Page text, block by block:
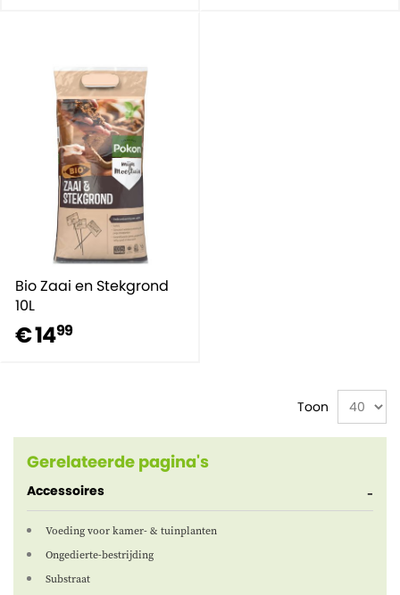
Bio Zaai en Stekgrond
10L
€ 1499
Toon
Gerelateerde pagina's
Accessoires
Voeding voor kamer- & tuinplanten
Ongedierte-bestrijding
Substraat